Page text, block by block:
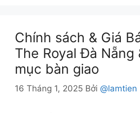
Chính sách & Giá
The Royal Đà Nẵng
mục bàn giao
16 Tháng 1, 2025 Bởi @lamtien